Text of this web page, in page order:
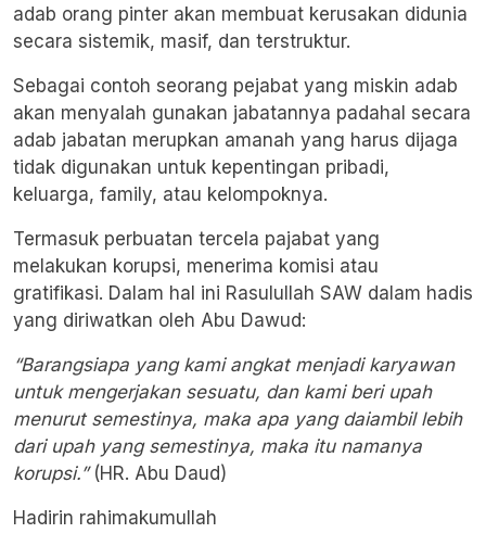
adab orang pinter akan membuat kerusakan didunia
secara sistemik, masif, dan terstruktur.
Sebagai contoh seorang pejabat yang miskin adab
akan menyalah gunakan jabatannya padahal secara
adab jabatan merupkan amanah yang harus dijaga
tidak digunakan untuk kepentingan pribadi,
keluarga, family, atau kelompoknya.
Termasuk perbuatan tercela pajabat yang
melakukan korupsi, menerima komisi atau
gratifikasi. Dalam hal ini Rasulullah SAW dalam hadis
yang diriwatkan oleh Abu Dawud:
“Barangsiapa yang kami angkat menjadi karyawan
untuk mengerjakan sesuatu, dan kami beri upah
menurut semestinya, maka apa yang daiambil lebih
dari upah yang semestinya, maka itu namanya
korupsi.”(HR. Abu Daud)
Hadirin rahimakumullah